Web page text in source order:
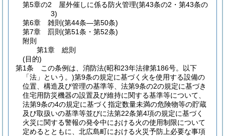
第5章の2
屋外催しに係る防火管理(第43条の2・第43条の
3)
第6章
雑則 (第44条―第50条)
第7章
罰則 (第51条・第52条)
附則
第1章
総則
(目的)
第1条
この条例は、消防法(昭和23年法律第186号。以下
「法」という。)第9条の規定に基づく火を使用する設備の
位置、構造及び管理の基準等、法第9条の2の規定に基づき
住宅用防災機器の設置及び維持に関する基準等について、
法第9条の4の規定に基づく指定数量未満の危険物等の貯蔵
及び取扱いの基準等並びに法第22条第4項の規定に基づく
火災に関する警報の発令中における火の使用制限について
定めるとともに、北広島町における火災予防上必要な事項